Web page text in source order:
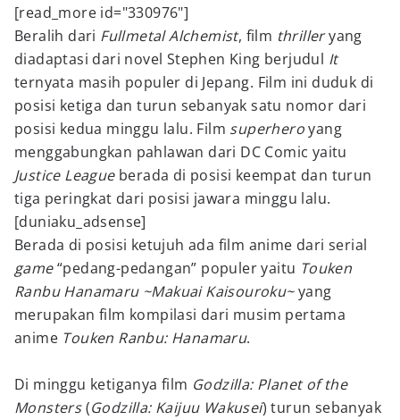
[read_more id="330976"]
Beralih dari Fullmetal Alchemist, film thrilleryang
diadaptasi dari novel Stephen King berjudul It
ternyata masih populer di Jepang. Film ini duduk di
posisi ketiga dan turun sebanyak satu nomor dari
posisi kedua minggu lalu. Film superheroyang
menggabungkan pahlawan dari DC Comic yaitu
Justice League berada di posisi keempat dan turun
tiga peringkat dari posisi jawara minggu lalu.
[duniaku_adsense]
Berada di posisi ketujuh ada film anime dari serial
game“pedang-pedangan” populer yaitu Touken
Ranbu Hanamaru ~Makuai Kaisouroku~yang
merupakan film kompilasi dari musim pertama
anime Touken Ranbu: Hanamaru.
Di minggu ketiganya film Godzilla: Planet of the
Monsters(Godzilla: Kaijuu Wakusei) turun sebanyak